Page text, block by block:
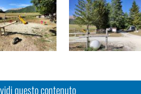
questo contenuto